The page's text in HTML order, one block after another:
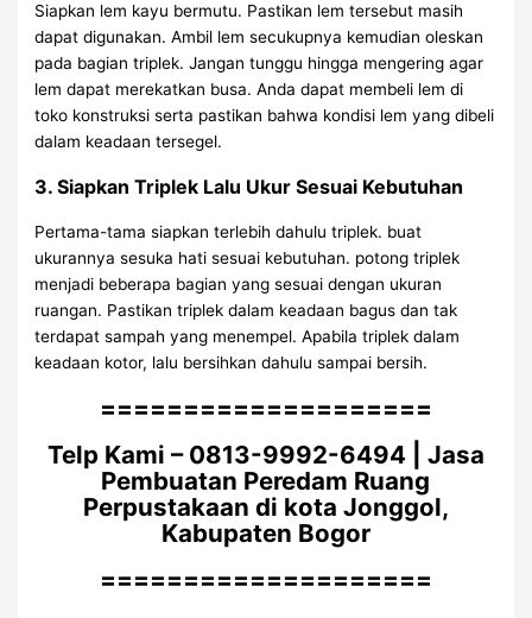
Siapkan lem kayu bermutu. Pastikan lem tersebut masih
dapat digunakan. Ambil lem secukupnya kemudian oleskan
pada bagian triplek. Jangan tunggu hingga mengering agar
lem dapat merekatkan busa. Anda dapat membeli lem di
toko konstruksi serta pastikan bahwa kondisi lem yang dibeli
dalam keadaan tersegel.
3. Siapkan Triplek Lalu Ukur Sesuai Kebutuhan
Pertama-tama siapkan terlebih dahulu triplek. buat
ukurannya sesuka hati sesuai kebutuhan. potong triplek
menjadi beberapa bagian yang sesuai dengan ukuran
ruangan. Pastikan triplek dalam keadaan bagus dan tak
terdapat sampah yang menempel. Apabila triplek dalam
keadaan kotor, lalu bersihkan dahulu sampai bersih.
====================
Telp Kami – 0813-9992-6494 | Jasa
Pembuatan Peredam Ruang
Perpustakaan di kota Jonggol,
Kabupaten Bogor
====================